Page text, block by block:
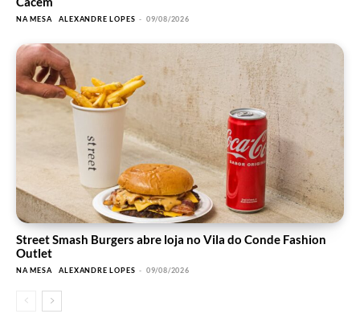
NA MESA ALEXANDRE LOPES - 09/08/2026
Street Smash Burgers abre loja no Vila do Conde Fashion
Outlet
NA MESA ALEXANDRE LOPES - 09/08/2026